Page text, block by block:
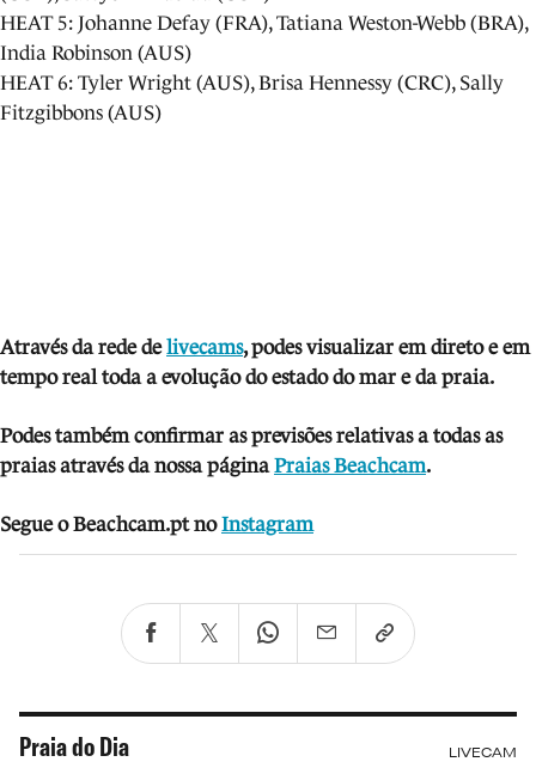
HEAT 5: Johanne Defay (FRA), Tatiana Weston-Webb (BRA),
India Robinson (AUS)
HEAT 6: Tyler Wright (AUS), Brisa Hennessy (CRC), Sally
Fitzgibbons (AUS)
Através da rede delivecams, podes visualizar em direto e em
tempo real toda a evolução do estado do mar e da praia.
Podes também confirmar as previsões relativas a todas as
praias através da nossa páginaPraias Beachcam.
Segue o Beachcam.pt no Instagram
Praia do Dia LIVECAM